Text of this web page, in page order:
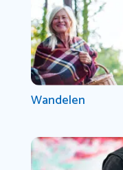
Wandelen